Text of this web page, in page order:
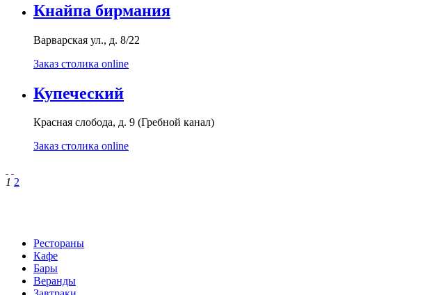
Кнайпа бирмания
Варварская ул., д. 8/22
Заказ столика online
Купеческий
Красная слобода, д. 9 (Гребной канал)
Заказ столика online
1 2
Рестораны
Кафе
Бары
Веранды